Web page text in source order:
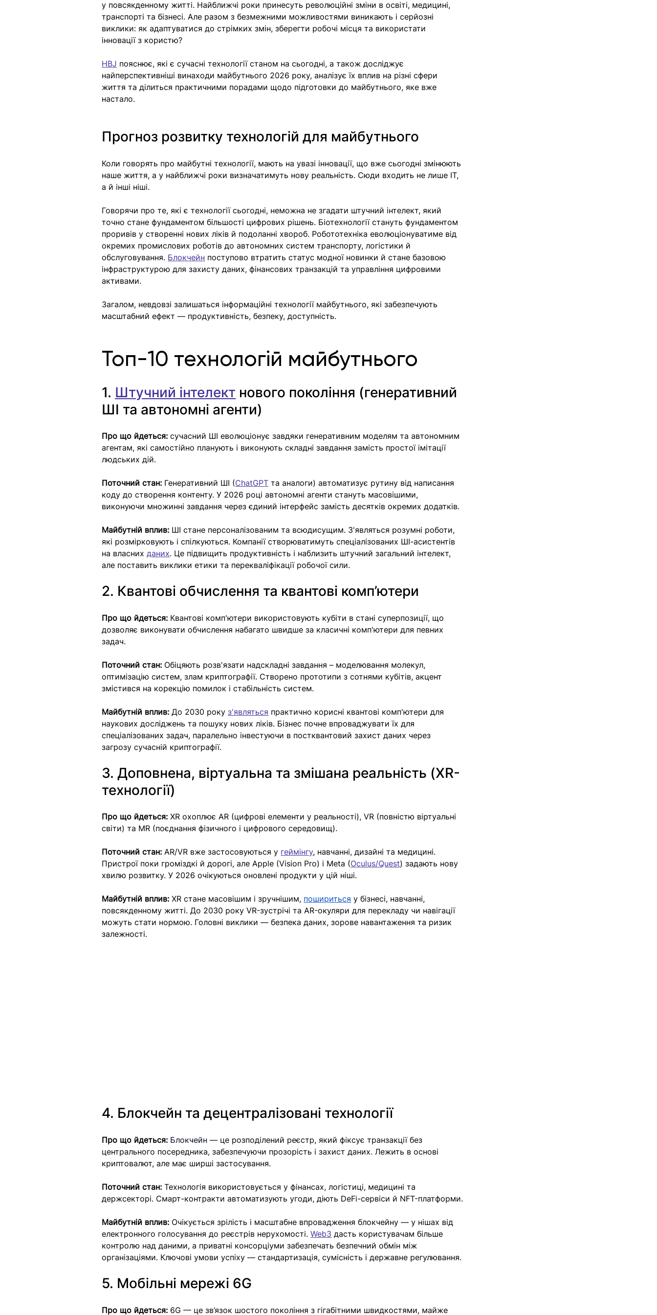
у повсякденному житті. Найближчі роки принесуть революційні зміни в освіті, медицині,
транспорті та бізнесі. Але разом з безмежними можливостями виникають і серйозні
виклики: як адаптуватися до стрімких змін, зберегти робочі місця та використати
інновації з користю?
HBJ пояснює, які є сучасні технології станом на сьогодні, а також досліджує
найперспективніші винаходи майбутнього 2026 року, аналізує їх вплив на різні сфери
життя та ділиться практичними порадами щодо підготовки до майбутнього, яке вже
настало.
Прогноз розвитку технологій для майбутнього
Коли говорять про майбутні технології, мають на увазі інновації, що вже сьогодні змінюють
наше життя, а у найближчі роки визначатимуть нову реальність. Сюди входить не лише IT,
а й інші ніші.
Говорячи про те, які є технології сьогодні, неможна не згадати штучний інтелект, який
точно стане фундаментом більшості цифрових рішень. Біотехнології стануть фундаментом
проривів у створенні нових ліків й подоланні хвороб. Робототехніка еволюціонуватиме від
окремих промислових роботів до автономних систем транспорту, логістики й
обслуговування. Блокчейн поступово втратить статус модної новинки й стане базовою
інфраструктурою для захисту даних, фінансових транзакцій та управління цифровими
активами.
Загалом, невдовзі залишаться інформаційні технології майбутнього, які забезпечують
масштабний ефект — продуктивність, безпеку, доступність.
Топ-10 технологій майбутнього
1. Штучний інтелект нового покоління (генеративний
ШІ та автономні агенти)
Про що йдеться: сучасний ШІ еволюціонує завдяки генеративним моделям та автономним
агентам, які самостійно планують і виконують складні завдання замість простої імітації
людських дій.
Поточний стан: Генеративний ШІ (ChatGPT та аналоги) автоматизує рутину від написання
коду до створення контенту. У 2026 році автономні агенти стануть масовішими,
виконуючи множинні завдання через єдиний інтерфейс замість десятків окремих додатків.
Майбутній вплив: ШІ стане персоналізованим та всюдисущим. З'являться розумні роботи,
які розмірковують і спілкуються. Компанії створюватимуть спеціалізованих ШІ-асистентів
на власних даних. Це підвищить продуктивність і наблизить штучний загальний інтелект,
але поставить виклики етики та перекваліфікації робочої сили.
2. Квантові обчислення та квантові комп’ютери
Про що йдеться: Квантові комп'ютери використовують кубіти в стані суперпозиції, що
дозволяє виконувати обчислення набагато швидше за класичні комп'ютери для певних
задач.
Поточний стан: Обіцяють розв'язати надскладні завдання – моделювання молекул,
оптимізацію систем, злам криптографії. Створено прототипи з сотнями кубітів, акцент
змістився на корекцію помилок і стабільність систем.
Майбутній вплив: До 2030 року з'являться практично корисні квантові комп'ютери для
наукових досліджень та пошуку нових ліків. Бізнес почне впроваджувати їх для
спеціалізованих задач, паралельно інвестуючи в постквантовий захист даних через
загрозу сучасній криптографії.
3. Доповнена, віртуальна та змішана реальність (XR-
технології)
Про що йдеться: XR охоплює AR (цифрові елементи у реальності), VR (повністю віртуальні
світи) та MR (поєднання фізичного і цифрового середовищ).
Поточний стан: AR/VR вже застосовуються у геймінгу, навчанні, дизайні та медицині.
Пристрої поки громіздкі й дорогі, але Apple (Vision Pro) і Meta (Oculus/Quest) задають нову
хвилю розвитку. У 2026 очікуються оновлені продукти у цій ніші.
Майбутній вплив: XR стане масовішим і зручнішим, пошириться у бізнесі, навчанні,
повсякденному житті. До 2030 року VR-зустрічі та AR-окуляри для перекладу чи навігації
можуть стати нормою. Головні виклики — безпека даних, зорове навантаження та ризик
залежності.
4. Блокчейн та децентралізовані технології
Про що йдеться: Блокчейн — це розподілений реєстр, який фіксує транзакції без
центрального посередника, забезпечуючи прозорість і захист даних. Лежить в основі
криптовалют, але має ширші застосування.
Поточний стан: Технологія використовується у фінансах, логістиці, медицині та
держсекторі. Смарт-контракти автоматизують угоди, діють DeFi-сервіси й NFT-платформи.
Майбутній вплив: Очікується зрілість і масштабне впровадження блокчейну — у нішах від
електронного голосування до реєстрів нерухомості. Web3 дасть користувачам більше
контролю над даними, а приватні консорціуми забезпечать безпечний обмін між
організаціями. Ключові умови успіху — стандартизація, сумісність і державне регулювання.
5. Мобільні мережі 6G
Про що йдеться: 6G — це зв’язок шостого покоління з гігабітними швидкостями, майже